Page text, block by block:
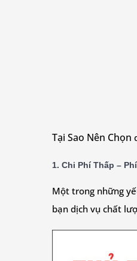
Tại Sao Nên Chọn
1. Chi Phí Thấp –
Một trong những
bạn dịch vụ chất